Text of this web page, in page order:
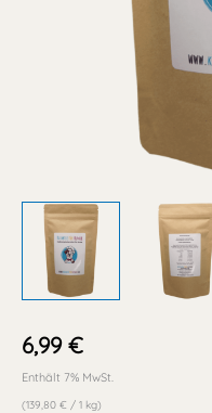
6,99€
Enthält 7% MwSt.
(139,80 € / 1 kg)